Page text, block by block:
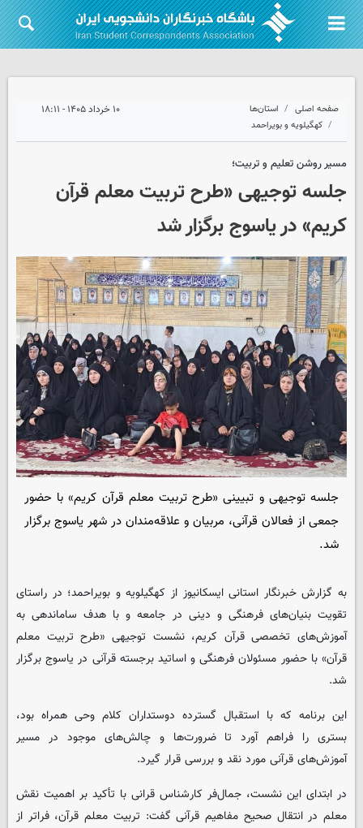
صفحه اصلی
استان‌ها
کهگیلویه و بویراحمد
۱۰ خرداد ۱۴۰۵ - ۱۸:۱۱
مسیر روشن تعلیم و تربیت؛
جلسه توجیهی «طرح تربیت معلم قرآن
کریم» در یاسوج برگزار شد
جلسه توجیهی و تبیینی «طرح تربیت معلم قرآن کریم» با حضور
جمعی از فعالان قرآنی، مربیان و علاقه‌مندان در شهر یاسوج برگزار
شد.
به گزارش خبرنگار استانی ایسکانیوز از کهگیلویه و بویراحمد؛ در راستای
تقویت بنیان‌های فرهنگی و دینی در جامعه و با هدف ساماندهی به
آموزش‌های تخصصی قرآن کریم، نشست توجیهی «طرح تربیت معلم
قرآن» با حضور مسئولان فرهنگی و اساتید برجسته قرآنی در یاسوج برگزار
شد.
این برنامه که با استقبال گسترده دوستداران کلام وحی همراه بود،
بستری را فراهم آورد تا ضرورت‌ها و چالش‌های موجود در مسیر
آموزش‌های قرآنی مورد نقد و بررسی قرار گیرد.
در ابتدای این نشست، جمال‌فر کارشناس قرانی با تأکید بر اهمیت نقش
معلم در انتقال صحیح مفاهیم قرآنی گفت: تربیت معلم قرآن، فراتر از